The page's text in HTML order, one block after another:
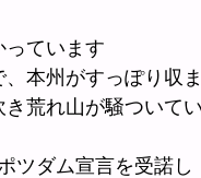
っています
本州がすっぽり収
荒れ山が騒ついてい
ツダム宣言を受諾し